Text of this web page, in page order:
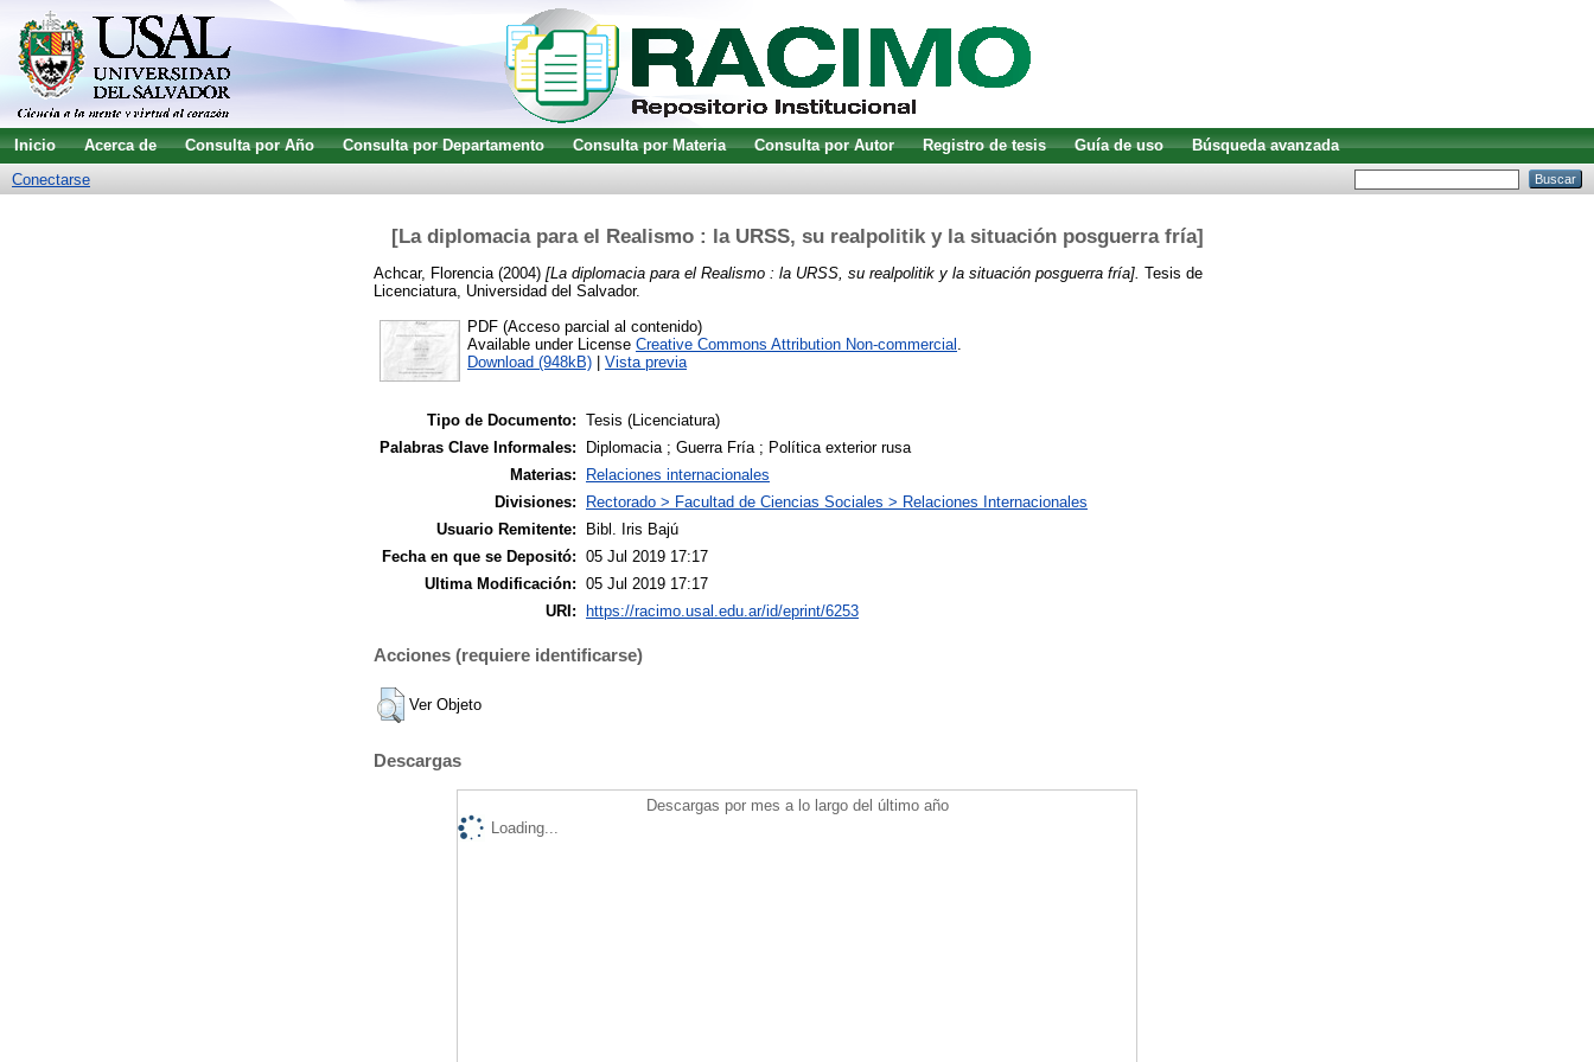
Inicio Acerca de Consulta por Año Consulta por Departamento Consulta por Materia Consulta por Autor Registro de tesis Guía de uso
Búsqueda avanzada
Conectarse
[La diplomacia para el Realismo : la URSS, su realpolitik y la situación posguerra fría]
Achcar, Florencia (2004) [La diplomacia para el Realismo : la URSS, su realpolitik y la situación posguerra fría]. Tesis de
Licenciatura, Universidad del Salvador.
PDF (Acceso parcial al contenido)
Available under License Creative Commons Attribution Non-commercial .
Download (948kB)
Vista previa
Tipo de Documento: Tesis (Licenciatura)
Palabras Clave Informales:
Diplomacia ; Guerra Fría ; Política exterior rusa
Materias:
Relaciones internacionales
Divisiones:
Rectorado > Facultad de Ciencias Sociales > Relaciones Internacionales
Usuario Remitente:
Bibl. Iris Bajú
Fecha en que se Depositó: 05 Jul 2019 17:17
Ultima Modificación: 05 Jul 2019 17:17
URI:
https://racimo.usal.edu.ar/id/eprint/6253
Acciones (requiere identificarse)
Ver Objeto
Descargas
Descargas por mes a lo largo del último año
Loading...